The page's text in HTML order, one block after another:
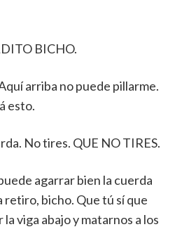
BICHO.
arriba no puede pillarme.
esto.
No tires. QUE NO TIRES.
agarrar bien la cuerda
retiro, bicho. Que tú sí que
viga abajo y matarnos a los